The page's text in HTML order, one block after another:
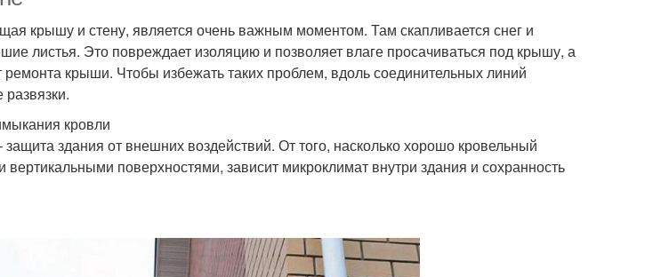
крышу и стену, является очень важным моментом. Там скапливается снег и
листья. Это повреждает изоляцию и позволяет влаге просачиваться под крышу, а
ремонта крыши. Чтобы избежать таких проблем, вдоль соединительных линий
кровли
здания от внешних воздействий. От того, насколько хорошо кровельный
вертикальными поверхностями, зависит микроклимат внутри здания и сохранность